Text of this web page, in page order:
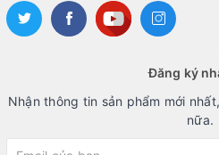
Đăng ký
Nhận thông tin sản phẩm mới
nữa.